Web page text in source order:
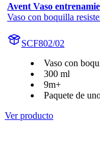
Avent Vaso
Vaso con boquilla
SCF802/02
Vaso con
300 ml
9m+
Paquete de
Ver producto